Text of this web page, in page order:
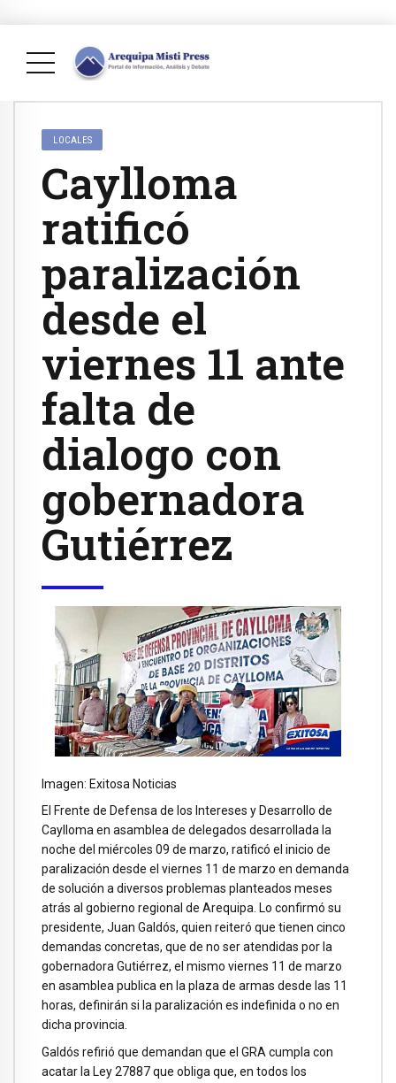
LOCALES
Caylloma
ratificó
paralización
desde el
viernes 11 ante
falta de
dialogo con
gobernadora
Gutiérrez
Imagen: Exitosa Noticias
El Frente de Defensa de los Intereses y Desarrollo de
Caylloma en asamblea de delegados desarrollada la
noche del miércoles 09 de marzo, ratificó el inicio de
paralización desde el viernes 11 de marzo en demanda
de solución a diversos problemas planteados meses
atrás al gobierno regional de Arequipa. Lo confirmó su
presidente, Juan Galdós, quien reiteró que tienen cinco
demandas concretas, que de no ser atendidas por la
gobernadora Gutiérrez, el mismo viernes 11 de marzo
en asamblea publica en la plaza de armas desde las 11
horas, definirán si la paralización es indefinida o no en
dicha provincia.
Galdós refirió que demandan que el GRA cumpla con
acatar la Ley 27887 que obliga que, en todos los